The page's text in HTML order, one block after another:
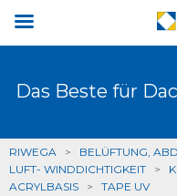
Das Beste für
RIWEGA > BELÜFTUNG,
LUFT- WINDDICHTIGKEIT >
ACRYLBASIS > TAPE UV